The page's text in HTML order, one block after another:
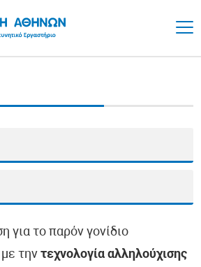
για το παρόν γονίδιο
με τηντεχνολογία αλληλούχισης